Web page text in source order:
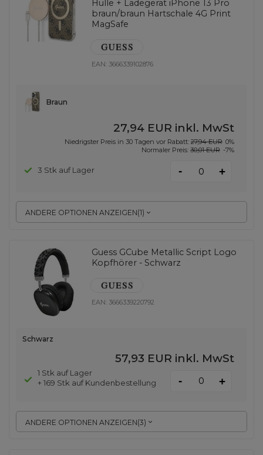
Hülle + Ladegerät iPhone 13 Pro
braun/braun Hartschale 4G Print
MagSafe
EAN: 3666339102876
ANDERE OPTIONEN ANZEIGEN(1)
Braun
27,94 EUR inkl. MwSt
Niedrigster Preis in 30 Tagen vor Rabatt: 27,94 EUR 0%
Normaler Preis: 30,01 EUR -7%
3 Stk auf Lager - +
Guess GCube Metallic Script Logo
Kopfhörer - Schwarz
EAN: 3666339220792
ANDERE OPTIONEN ANZEIGEN(3)
Schwarz
57,93 EUR inkl. MwSt
1 Stk auf Lager
+ 169 Stk auf Kundenbestellung
- +